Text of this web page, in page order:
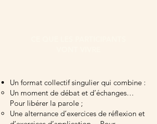
Un format collectif singulier qui combine :
Un moment de débat et d’échanges…
Pour libérer la parole ;
Une alternance d’exercices de réflexion et